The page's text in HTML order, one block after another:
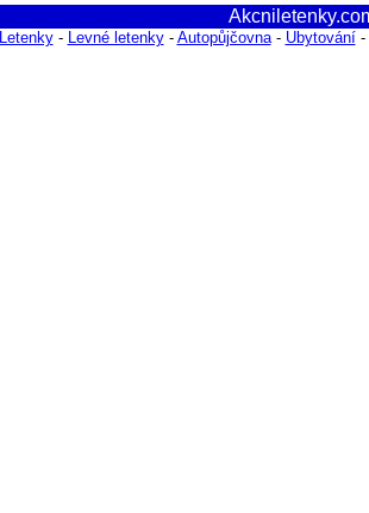
Letenky- Levné letenky- Autopůjčovna- Ubytování-